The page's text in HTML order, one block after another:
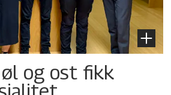
og ost fikk